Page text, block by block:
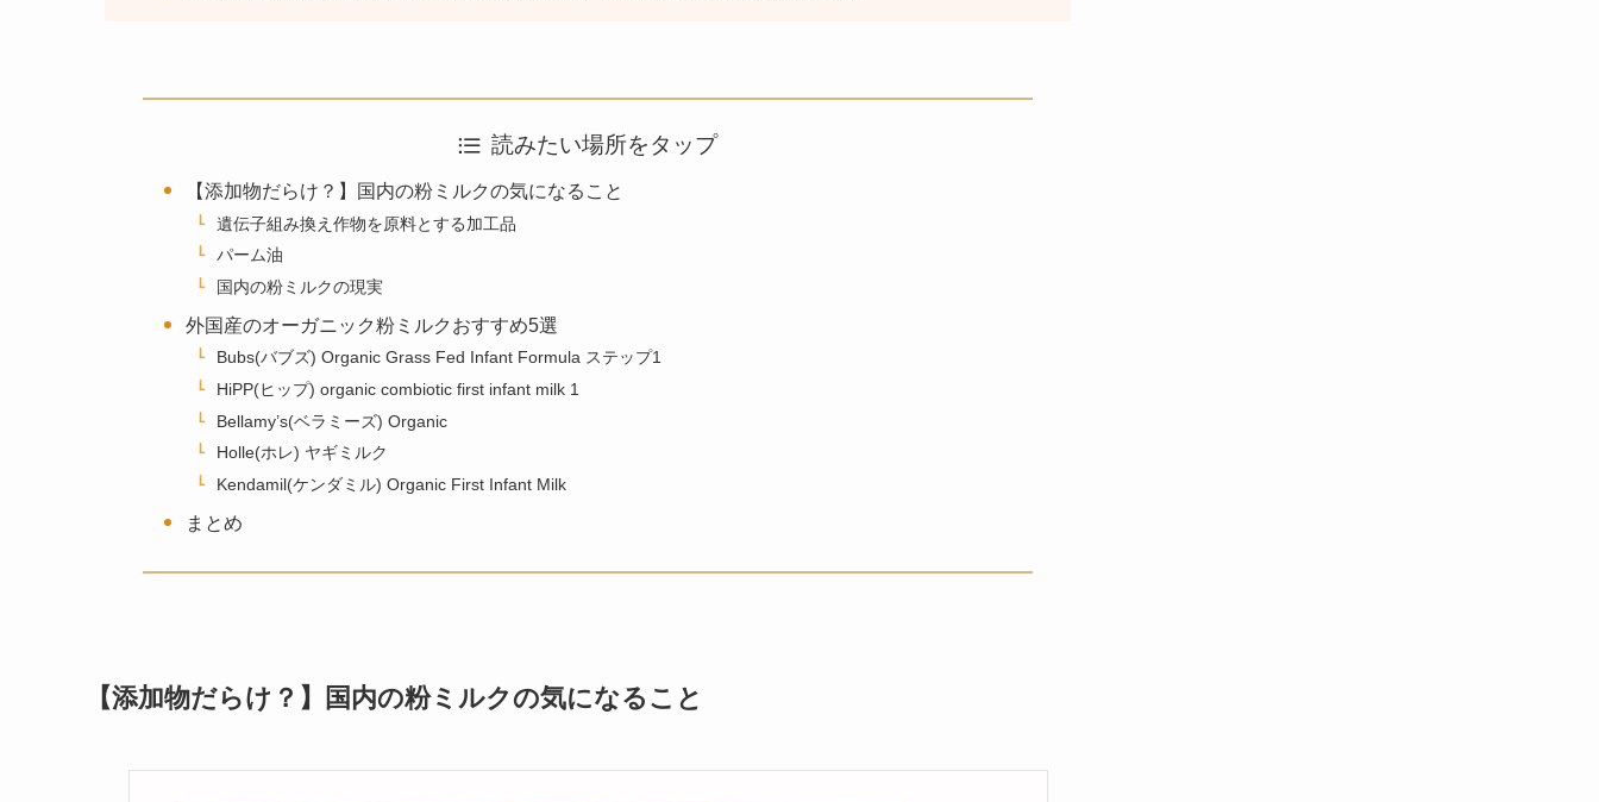
読みたい場所をタップ
【添加物だらけ？】国内の粉ミルクの気になること
遺伝子組み換え作物を原料とする加工品
パーム油
国内の粉ミルクの現実
外国産のオーガニック粉ミルクおすすめ5選
Bubs(バブズ) Organic Grass Fed Infant Formula ステップ1
HiPP(ヒップ) organic combiotic first infant milk 1
Bellamy’s(ベラミーズ) Organic
Holle(ホレ) ヤギミルク
Kendamil(ケンダミル) Organic First Infant Milk
まとめ
【添加物だらけ？】国内の粉ミルクの気になること